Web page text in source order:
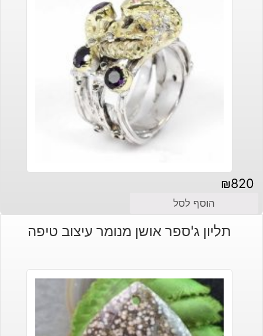
₪820
הוסף לסל
תליון ג'ספר אושן מנומר עיצוב טיפה